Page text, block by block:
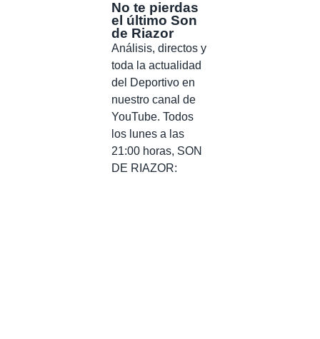
No te pierdas
el último Son
de Riazor
Análisis, directos y
toda la actualidad
del Deportivo en
nuestro canal de
YouTube. Todos
los lunes a las
21:00 horas, SON
DE RIAZOR: